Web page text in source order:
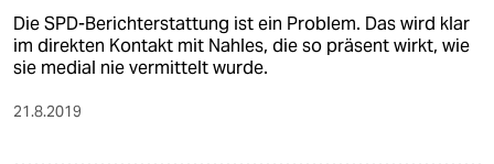
Die SPD-Berichterstattung ist ein Problem. Das wird klar
im direkten Kontakt mit Nahles, die so präsent wirkt, wie
sie medial nie vermittelt wurde.
21.8.2019